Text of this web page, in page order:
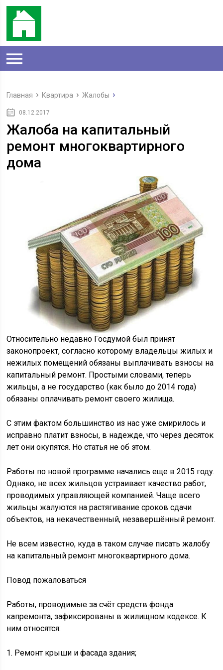
Главная Квартира Жалобы
08.12.2017
Жалоба на капитальный
ремонт многоквартирного
дома
Относительно недавно Госдумой был принят
законопроект, согласно которому владельцы жилых и
нежилых помещений обязаны выплачивать взносы на
капитальный ремонт. Простыми словами, теперь
жильцы, а не государство (как было до 2014 года)
обязаны оплачивать ремонт своего жилища.
С этим фактом большинство из нас уже смирилось и
исправно платит взносы, в надежде, что через десяток
лет они окупятся. Но статья не об этом.
Работы по новой программе начались еще в 2015 году.
Однако, не всех жильцов устраивает качество работ,
проводимых управляющей компанией. Чаще всего
жильцы жалуются на растягивание сроков сдачи
объектов, на некачественный, незавершённый ремонт.
Не всем известно, куда в таком случае писать жалобу
на капитальный ремонт многоквартирного дома.
Повод пожаловаться
Работы, проводимые за счёт средств фонда
капремонта, зафиксированы в жилищном кодексе. К
ним относятся:
1. Ремонт крыши и фасада здания;